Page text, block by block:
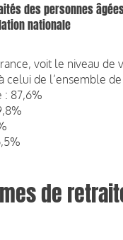
des personnes
nationale
voit le niveau de
celui de l’ensemble de
: 87,6%
de